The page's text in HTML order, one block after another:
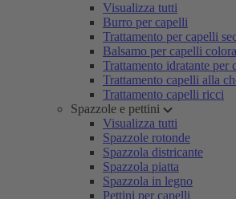
Visualizza tutti
Burro per capelli
Trattamento per capelli
Balsamo per capelli
Trattamento idratante per
Trattamento capelli alla
Trattamento capelli ricci
Spazzole e pettini
Visualizza tutti
Spazzole rotonde
Spazzola districante
Spazzola piatta
Spazzola in legno
Pettini per capelli